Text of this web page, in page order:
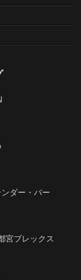
ダー・バー
宮ブレックス